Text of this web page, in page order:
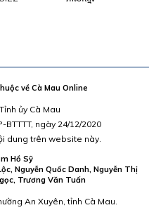
về Cà Mau Online
ủy Cà Mau
BTTTT, ngày 24/12/2020
dung trên website này.
Hồ Sỹ
Nguyễn Quốc Danh, Nguyễn Thị
Trương Văn Tuấn
An Xuyên, tỉnh Cà Mau.